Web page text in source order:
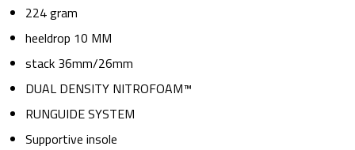
224 gram
heeldrop 10 MM
stack 36mm/26mm
DUAL DENSITY NITROFOAM™
RUNGUIDE SYSTEM
Supportive insole